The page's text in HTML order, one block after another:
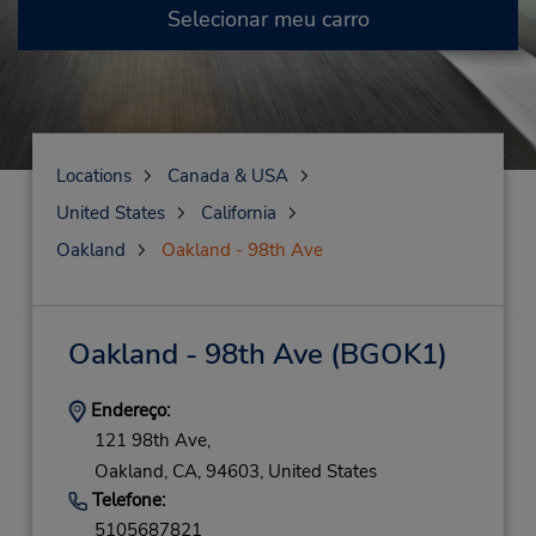
Selecionar meu carro
Locations
Canada & USA
United States
California
Oakland
Oakland - 98th Ave
Oakland - 98th Ave (BGOK1)
Endereço:
121 98th Ave,
Oakland, CA, 94603, United States
Telefone:
5105687821